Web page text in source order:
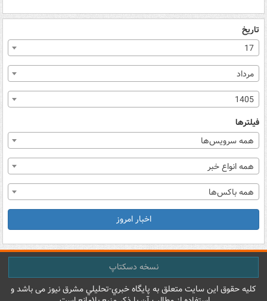
تاریخ
17
مرداد
1405
فیلترها
همه سرویس‌ها
همه انواع خبر
همه باکس‌ها
اخبار امروز
نسخه دسکتاپ
کليه حقوق اين سايت متعلق به پایگاه خبري-تحليلي مشرق نيوز می باشد و